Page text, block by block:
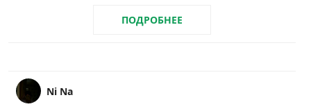
ПОДРОБНЕЕ
Ni Na